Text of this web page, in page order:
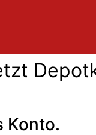
Konto.